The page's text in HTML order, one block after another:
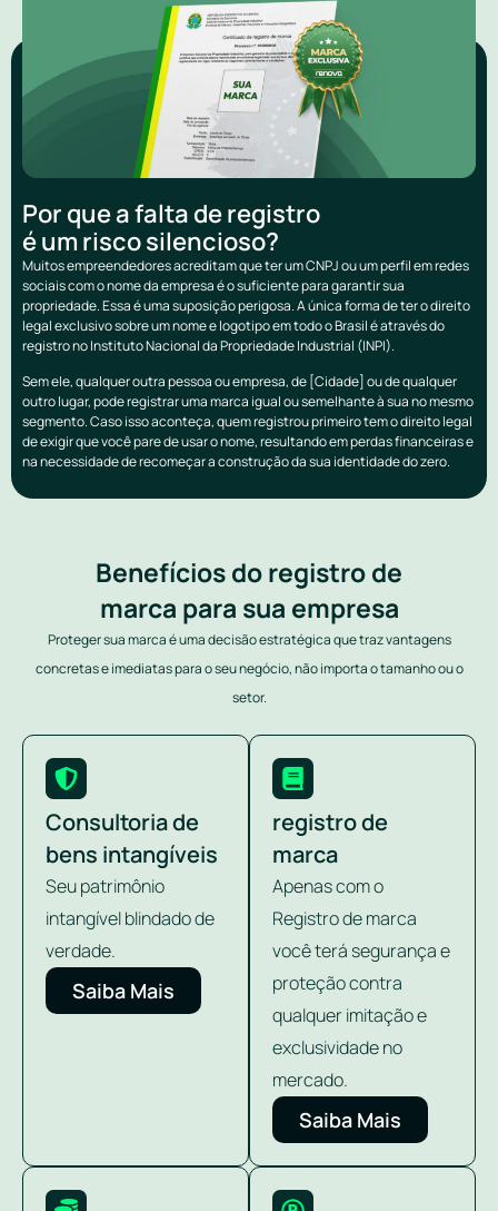
Por que a falta de registro
é um risco silencioso?
Muitos empreendedores acreditam que ter um CNPJ ou um perfil em redes
sociais com o nome da empresa é o suficiente para garantir sua
propriedade. Essa é uma suposição perigosa. A única forma de ter o direito
legal exclusivo sobre um nome e logotipo em todo o Brasil é através do
registro no Instituto Nacional da Propriedade Industrial (INPI).
Sem ele, qualquer outra pessoa ou empresa, de [Cidade] ou de qualquer
outro lugar, pode registrar uma marca igual ou semelhante à sua no mesmo
segmento. Caso isso aconteça, quem registrou primeiro tem o direito legal
de exigir que você pare de usar o nome, resultando em perdas financeiras e
na necessidade de recomeçar a construção da sua identidade do zero.
Benefícios do registro de
marca para sua empresa
Proteger sua marca é uma decisão estratégica que traz vantagens
concretas e imediatas para o seu negócio, não importa o tamanho ou o
setor.
Consultoria de
bens intangíveis
Seu patrimônio
intangível blindado de
verdade.
Saiba Mais
registro de
marca
Apenas com o
Registro de marca
você terá segurança e
proteção contra
qualquer imitação e
exclusividade no
mercado.
Saiba Mais